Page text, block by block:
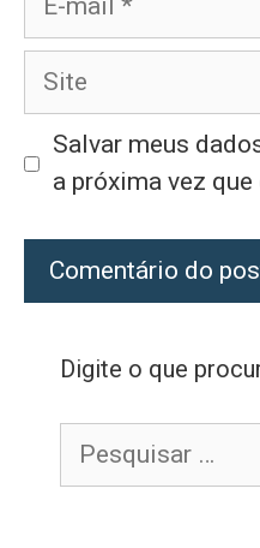
Site
Salvar meus
a próxima vez que
Digite o que
por: